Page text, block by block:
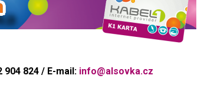
904 824 / E-mail: info@alsovka.cz